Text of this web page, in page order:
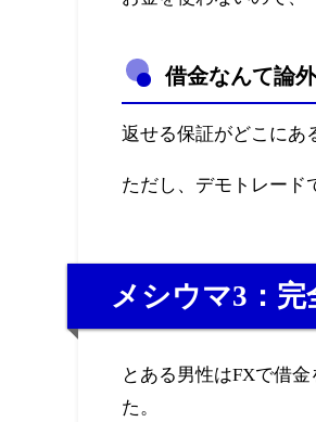
借金なんて論
返せる保証がどこにあ
ただし、デモトレード
メシウマ3：
とある男性はFXで借
た。